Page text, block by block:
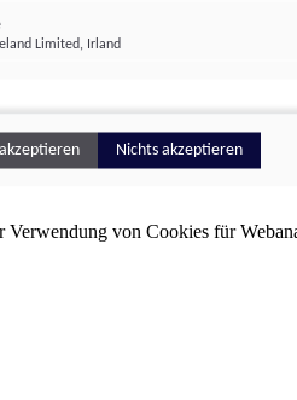
von Cookies für
Limited, Irland
Nichts akzeptieren